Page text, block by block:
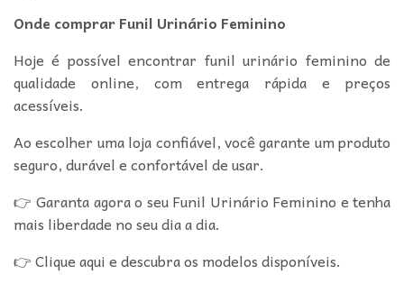
Onde comprar Funil Urinário Feminino
Hoje é possível encontrar funil urinário feminino de
qualidade online, com entrega rápida e preços
acessíveis.
Ao escolher uma loja confiável, você garante um produto
seguro, durável e confortável de usar.
👉 Garanta agora o seu Funil Urinário Feminino e tenha
mais liberdade no seu dia a dia.
👉 Clique aqui e descubra os modelos disponíveis.